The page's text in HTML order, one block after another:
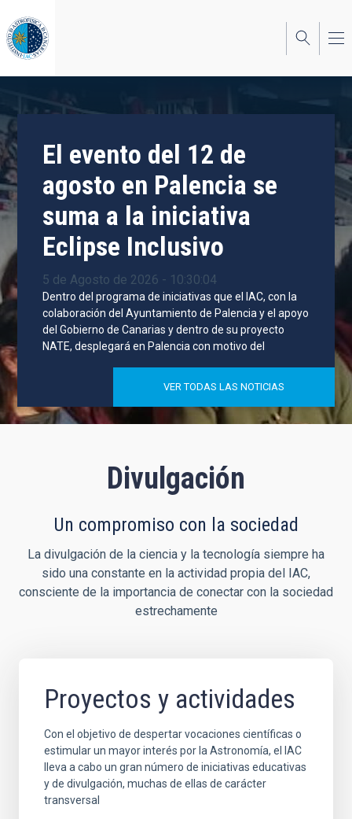
al
contenido
principal
El evento del 12 de
agosto en Palencia se
suma a la iniciativa
Eclipse Inclusivo
5 de Agosto de 2026 - 10:30:04
Dentro del programa de iniciativas que el IAC, con la
colaboración del Ayuntamiento de Palencia y el apoyo
del Gobierno de Canarias y dentro de su proyecto
NATE, desplegará en Palencia con motivo del
VER TODAS LAS NOTICIAS
Divulgación
Un compromiso con la sociedad
La divulgación de la ciencia y la tecnología siempre ha
sido una constante en la actividad propia del IAC,
consciente de la importancia de conectar con la sociedad
estrechamente
Proyectos y actividades
Con el objetivo de despertar vocaciones científicas o
estimular un mayor interés por la Astronomía, el IAC
lleva a cabo un gran número de iniciativas educativas
y de divulgación, muchas de ellas de carácter
transversal